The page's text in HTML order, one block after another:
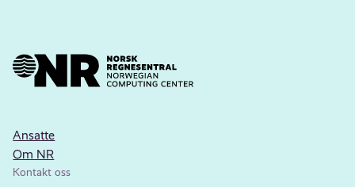
Ansatte
Om NR
Kontakt oss